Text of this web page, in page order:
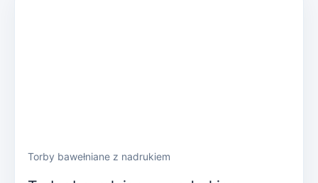
Torby bawełniane z nadrukiem